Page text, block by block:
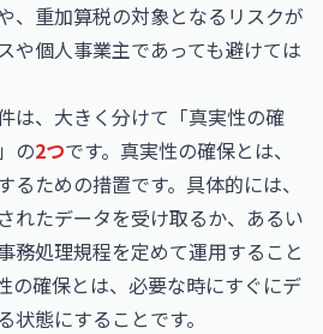
、重加算税の対象となるリスクが
や個人事業主であっても避けては
は、大きく分けて「真実性の確
の2つです。真実性の確保とは、
るための措置です。具体的には、
れたデータを受け取るか、あるい
務処理規程を定めて運用すること
の確保とは、必要な時にすぐにデ
態にすることです。